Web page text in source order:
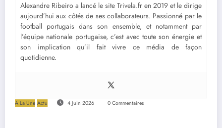
Alexandre Ribeiro a lancé le site Trivela.fr en 2019 et le dirige
aujourd’hui aux côtés de ses collaborateurs. Passionné par le
football portugais dans son ensemble, et notamment par
l’équipe nationale portugaise, c’est avec toute son énergie et
son implication qu’il fait vivre ce média de façon
quotidienne.
A La Une Actu 4 Juin 2026 0 Commentaires